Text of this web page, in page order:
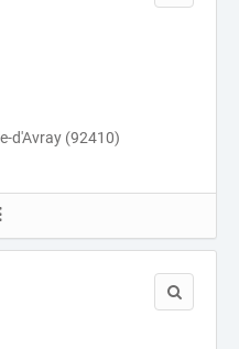
d'Avray (92410)